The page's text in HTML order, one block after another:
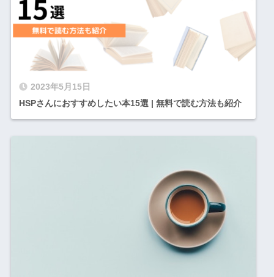
2023年5月15日
HSPさんにおすすめしたい本15選 | 無料で読む方法も紹介